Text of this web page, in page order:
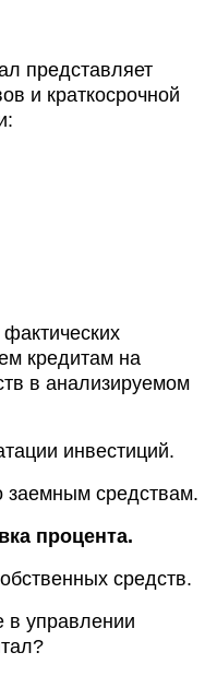
представляет
и краткосрочной
кредитам на
в анализируемом
инвестиций.
заемным средствам.
процента.
средств.
в управлении